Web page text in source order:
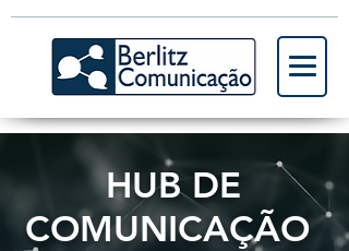
HUB DE
COMUNICAÇÃO